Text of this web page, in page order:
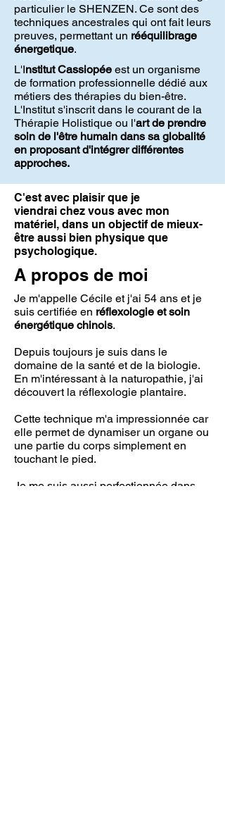
particulier le SHENZEN. Ce sont des
techniques ancestrales qui ont fait leurs
preuves, permettant un rééquilibrage
énergetique.
L'Institut Cassiopée est un organisme
de formation professionnelle dédié aux
métiers des thérapies du bien-être.
L'Institut s'inscrit dans le courant de la
Thérapie Holistique ou l'art de prendre
soin de l'être humain dans sa globalité
en proposant d'intégrer différentes
approches.
C'est avec plaisir que je
viendrai chez vous avec mon
matériel, dans un objectif de mieux-
être aussi bien physique que
psychologique.
A propos de moi
Je m'appelle Cécile et j'ai 54 ans et je
suis certifiée en réflexologie et soin
énergétique chinois.
Depuis toujours je suis dans le
domaine de la santé et de la biologie.
En m'intéressant à la naturopathie, j'ai
découvert la réflexologie plantaire.
Cette technique m'a impressionnée car
elle permet de dynamiser un organe ou
une partie du corps simplement en
touchant le pied.
Je me suis aussi perfectionnée dans